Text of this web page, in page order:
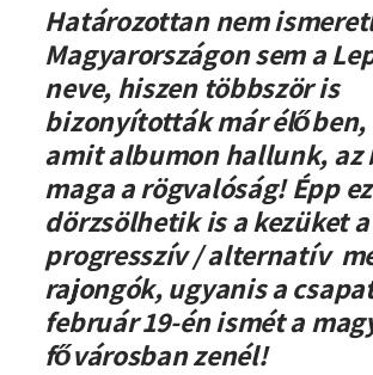
Új nagylemezzel tér
Határozottan nem
Magyarországon sem a
neve, hiszen többször is
bizonyították már élőben,
amit albumon hallunk, az
maga a rögvalóság! Épp
dörzsölhetik is a kezüket a
progresszív / alternatív
rajongók, ugyanis a
február 19-én ismét a
fővárosban zenél!